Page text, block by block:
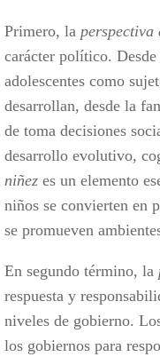
Primero, la perspectiva
carácter político.
adolescentes como
desarrollan, desde la
de toma decisiones
desarrollo evolutivo,
niñez es un elemento
niños se convierten en
se promueven
En segundo término, la
respuesta y
niveles de gobierno.
los gobiernos para